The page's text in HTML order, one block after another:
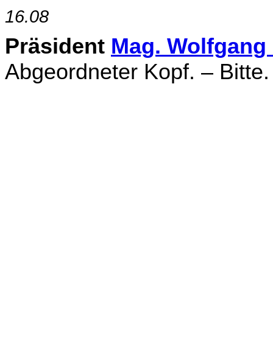
16.08
Präsident Mag.
Abgeordneter Kopf. – Bitte.